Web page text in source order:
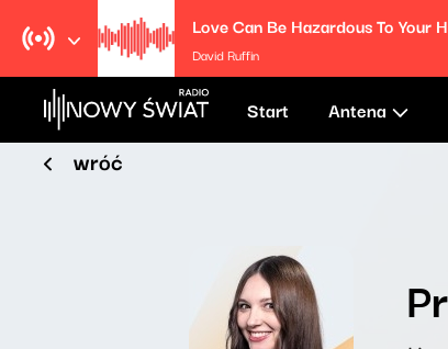
Love Can Be Hazardous To Your
David Ruffin
Start Antena
wróć